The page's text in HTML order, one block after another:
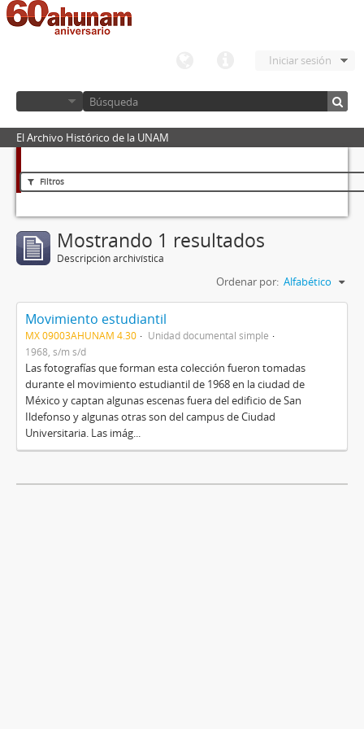
Iniciar sesión
El Archivo Histórico de la UNAM
Filtros
Mostrando 1 resultados
Descripción archivística
Ordenar por: Alfabético
Movimiento estudiantil
MX 09003AHUNAM 4.30
Unidad documental simple
1968, s/m s/d
Las fotografías que forman esta colección fueron tomadas
durante el movimiento estudiantil de 1968 en la ciudad de
México y captan algunas escenas fuera del edificio de San
Ildefonso y algunas otras son del campus de Ciudad
Universitaria. Las imág...